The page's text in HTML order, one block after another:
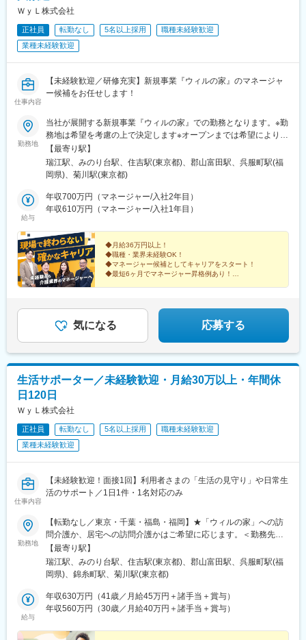
ンを通して、ホームでの暮らしを楽しんでいただくために、「こ
ます。
アップが見込めます。 ※実際に入社4年前後で所長になった中途入
社の方もいらっしゃいます。
■会社情報：
会社です。
レンタルだけでなく、病院・介護施設内での申込の受付業務から
す。そのため医療・介護施設の業務負担の軽減もでき多くのメリ
ットがあります。拠点は北海道から九州まで展開し、毎年増収・
増益と確実に業績伸長しています。
変更の範囲：本文参照
ＷｙＬ株式会社
正社員 転勤なし 5名以上採用
職種未経験歓迎
業種未経験歓迎
仕事内容
【未経験歓迎／研修充実】新規事業『ウィルの家』のマネージャ
ー候補をお任せします！
勤務地
当社が展開する新規事業『ウィルの家』での勤務となります。※勤
務地は希望を考慮の上で決定します※オープンまでは希望により他
拠点で勤務可能です◆ウィルの家みずえ ★2026年10月オープン
予定東京都江戸川区江戸川1丁目8＜アクセス＞都営新宿線「瑞江
駅」徒歩15分◆ウィルの家みのり台 ★2027年1月オープン予定
駅」徒歩8分▼▼▼以下3拠点では「居宅重度訪問介護」のマネー
ジャー候補も募集中！ご希望の方はお気軽にご相談ください！
区猿江1-18-9 前田ビル2階 204号室＜アクセス＞半蔵門線・新宿
線「住吉駅」より徒歩6分◇ウィルの重度訪問介護 福島福島県郡
山市桑野2-2-16 藤尾ビル402＜アクセス＞JR郡山駅より自動車で
12分◇ウィルの重度訪問介護 福岡福岡県福岡市博多区築港本町6-
1 福岡印刷会館401＜アクセス＞空港線・箱崎線「中洲川端駅」よ
【最寄り駅】
瑞江駅、みのり台駅、住吉駅(東京都)、郡山富田駅、呉服町駅(福
岡県)、菊川駅(東京都)
給与
年収700万円（マネージャー/入社2年目）
年収610万円（マネージャー/入社1年目）
◆月給36万円以上！
◆職種・業界未経験OK！
◆マネージャー候補としてキャリアをスタート！
◆最短6ヶ月でマネージャー昇格例あり！
気になる 応募する
生活サポーター／未経験歓迎・月給30万以上・年間休
日120日
ＷｙＬ株式会社
正社員 転勤なし 5名以上採用
職種未経験歓迎
業種未経験歓迎
仕事内容
【未経験歓迎！面接1回】利用者さまの「生活の見守り」や日常生
活のサポート／1日1件・1名対応のみ
勤務地
【転勤なし／東京・千葉・福島・福岡】★「ウィルの家」への訪
問介護か、居宅への訪問介護かはご希望に応じます。＜勤務先＞■
ウィルの家みずえ／2026年10月オープン予定東京都江戸川区江戸
川1丁目8アクセス：都営新宿線「瑞江駅」徒歩15分■ウィルの家
みのり台／2027年1月オープン予定千葉県松戸市稔台7丁目46-17
護 東京東京都江東区猿江1-18-9 前田ビル2階 204号室アクセス：
半蔵門線・新宿線「住吉駅」より徒歩6分■ウィルの重度訪問介護
り自動車で12分■ウィルの重度訪問介護 福岡福岡県福岡市博多区
【最寄り駅】
瑞江駅、みのり台駅、住吉駅(東京都)、郡山富田駅、呉服町駅(福
岡県)、錦糸町駅、菊川駅(東京都)
給与
年収630万円（41歳／月給45万円＋諸手当＋賞与）
年収560万円（30歳／月給40万円＋諸手当＋賞与）